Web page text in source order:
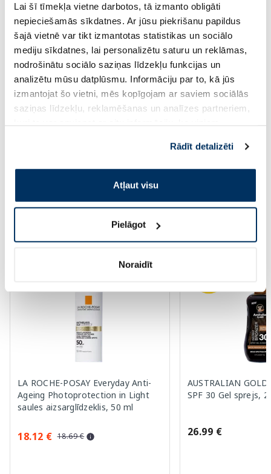
Lai šī tīmekļa vietne darbotos, tā izmanto obligāti
nepieciešamās sīkdatnes. Ar jūsu piekrišanu papildus
šajā vietnē var tikt izmantotas statistikas un sociālo
mediju sīkdatnes, lai personalizētu saturu un reklāmas,
nodrošinātu sociālo saziņas līdzekļu funkcijas un
analizētu mūsu datplūsmu. Informāciju par to, kā jūs
izmantojat šo vietni, mēs kopīgojam ar saviem sociālās
saziņas līdzekļu, reklamēšanas un analīzes partneriem,
pakalpojumus. Ja piekrītat šo papildu sīkdatņu
izmantošanai, lūdzu, atzīmējiet savu izvēli:
Rādīt detalizēti
Atļaut visu
Pielāgot
Noraidīt
Uztura bagātinātājs
LYL BIOTIC intim kapsulas, 15 gab.
15.49 €
1+1
Uztura bagātinātājs
JONAX
+ E Vitamīns
18.99 €
Page 1 of 10
Saules aizsardzībai vasarā ☀️
LA ROCHE-POSAY Everyday Anti-
Ageing Photoprotection in Light
saules aizsarglīdzeklis, 50 ml
18.12 € 18.69 €
AUSTRALIAN
SPF 30 Gel sprejs,
26.99 €